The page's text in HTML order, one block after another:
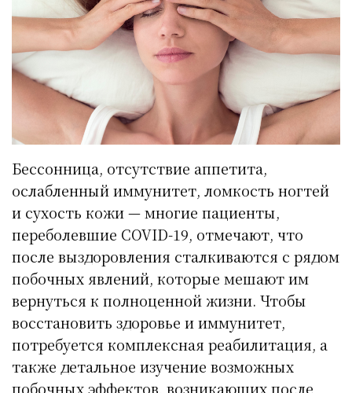
Бессонница, отсутствие аппетита,
ослабленный иммунитет, ломкость ногтей
и сухость кожи — многие пациенты,
переболевшие COVID-19, отмечают, что
после выздоровления сталкиваются с рядом
побочных явлений, которые мешают им
вернуться к полноценной жизни. Чтобы
восстановить здоровье и иммунитет,
потребуется комплексная реабилитация, а
также детальное изучение возможных
побочных эффектов, возникающих после